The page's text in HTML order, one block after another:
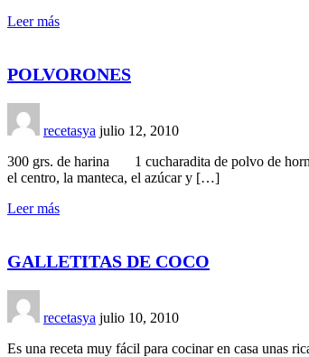
Leer más
POLVORONES
recetasya julio 12, 2010
300 grs. de harina 1 cucharadita de polvo de
el centro, la manteca, el azúcar y […]
Leer más
GALLETITAS DE COCO
recetasya julio 10, 2010
Es una receta muy fácil para cocinar en casa unas